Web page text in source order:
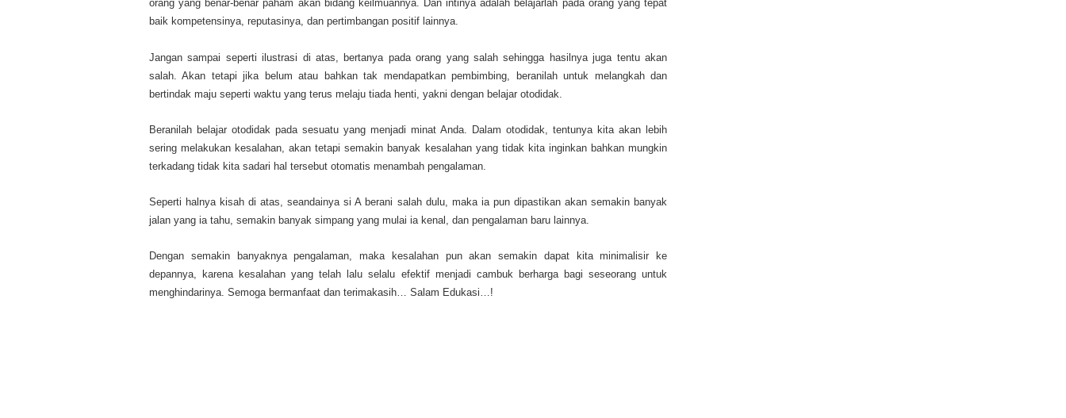
orang yang benar-benar paham akan bidang keilmuannya. Dan intinya adalah belajarlah pada orang yang tepat
baik kompetensinya, reputasinya, dan pertimbangan positif lainnya.
Jangan sampai seperti ilustrasi di atas, bertanya pada orang yang salah sehingga hasilnya juga tentu akan
salah. Akan tetapi jika belum atau bahkan tak mendapatkan pembimbing, beranilah untuk melangkah dan
bertindak maju seperti waktu yang terus melaju tiada henti, yakni dengan belajar otodidak.
Beranilah belajar otodidak pada sesuatu yang menjadi minat Anda. Dalam otodidak, tentunya kita akan lebih
sering melakukan kesalahan, akan tetapi semakin banyak kesalahan yang tidak kita inginkan bahkan mungkin
terkadang tidak kita sadari hal tersebut otomatis menambah pengalaman.
Seperti halnya kisah di atas, seandainya si A berani salah dulu, maka ia pun dipastikan akan semakin banyak
jalan yang ia tahu, semakin banyak simpang yang mulai ia kenal, dan pengalaman baru lainnya.
Dengan semakin banyaknya pengalaman, maka kesalahan pun akan semakin dapat kita minimalisir ke
depannya, karena kesalahan yang telah lalu selalu efektif menjadi cambuk berharga bagi seseorang untuk
menghindarinya. Semoga bermanfaat dan terimakasih… Salam Edukasi…!